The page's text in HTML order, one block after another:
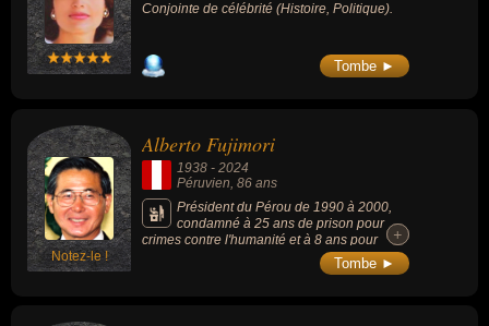
Conjointe de célébrité (Histoire, Politique).
Tombe ►
Notez-le !
Alberto Fujimori
1938 - 2024
Péruvien, 86 ans
Président du Pérou de 1990 à 2000,
condamné à 25 ans de prison pour
crimes contre l'humanité et à 8 ans pour
+
+
Tombe ►